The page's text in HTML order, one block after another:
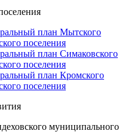
план Мытского
поселения
план Симаковского
поселения
план Кромского
поселения
муниципального